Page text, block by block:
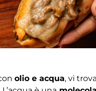
olio e acqua, vi